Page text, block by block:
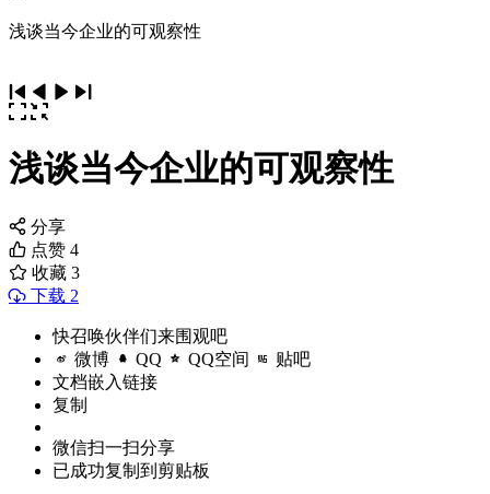
浅谈当今企业的可观察性
浅谈当今企业的可观察性
分享
点赞 4
收藏 3
下载 2
快召唤伙伴们来围观吧
微博 QQ QQ空间 贴吧
文档嵌入链接
复制
微信扫一扫分享
已成功复制到剪贴板